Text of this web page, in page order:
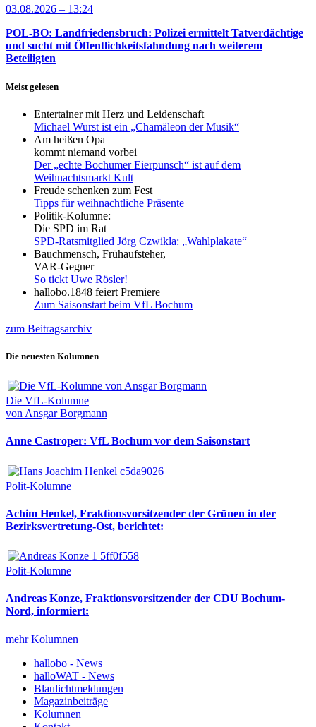
03.08.2026 – 13:24
POL-BO: Landfriedensbruch: Polizei ermittelt Tatverdächtige
und sucht mit Öffentlichkeitsfahndung nach weiterem
Beteiligten
Meist gelesen
Entertainer mit Herz und Leidenschaft
Michael Wurst ist ein „Chamäleon der Musik“
Am heißen Opa
kommt niemand vorbei
Der „echte Bochumer Eierpunsch“ ist auf dem
Weihnachtsmarkt Kult
Freude schenken zum Fest
Tipps für weihnachtliche Präsente
Politik-Kolumne:
Die SPD im Rat
SPD-Ratsmitglied Jörg Czwikla: „Wahlplakate“
Bauchmensch, Frühaufsteher,
VAR-Gegner
So tickt Uwe Rösler!
hallobo.1848 feiert Premiere
Zum Saisonstart beim VfL Bochum
zum Beitragsarchiv
Die neuesten Kolumnen
Die VfL-Kolumne
von Ansgar Borgmann
Anne Castroper: VfL Bochum vor dem Saisonstart
Polit-Kolumne
Achim Henkel, Fraktionsvorsitzender der Grünen in der
Bezirksvertretung-Ost, berichtet:
Polit-Kolumne
Andreas Konze, Fraktionsvorsitzender der CDU Bochum-
Nord, informiert:
mehr Kolumnen
hallobo - News
halloWAT - News
Blaulichtmeldungen
Magazinbeiträge
Kolumnen